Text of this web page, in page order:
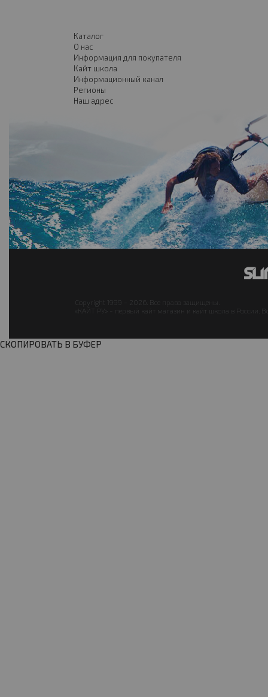
Каталог
О нас
Информация для покупателя
Кайт школа
Информационный канал
Регионы
Наш адрес
Copyright 1999 - 2026. Все права защищены.
«КАЙТ РУ» - первый кайт магазин и кайт школа в России.
СКОПИРОВАТЬ В БУФЕР